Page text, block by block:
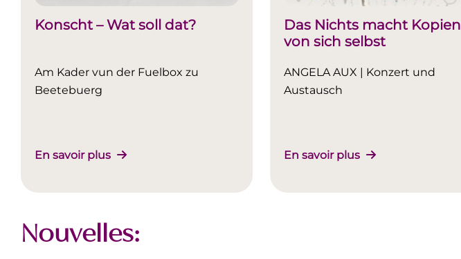
Konscht – Wat soll dat?
Am Kader vun der Fuelbox zu
Beetebuerg
En savoir plus
Das Nichts macht Kopien
von sich selbst
ANGELA AUX | Konzert und
Austausch
En savoir plus
Nouvelles: